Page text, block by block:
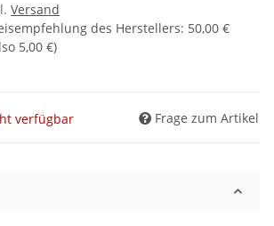
Versand
des Herstellers: 50,00 €
5,00 €)
verfügbar Frage zum Artikel